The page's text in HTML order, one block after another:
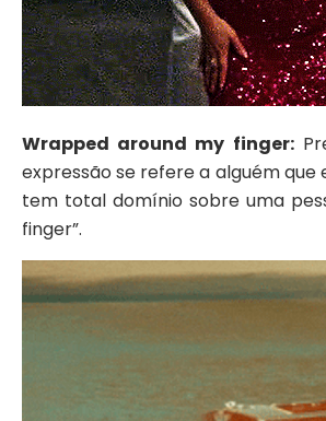
Wrapped around my finger:
expressão se refere a alguém
tem total domínio sobre uma
finger”.